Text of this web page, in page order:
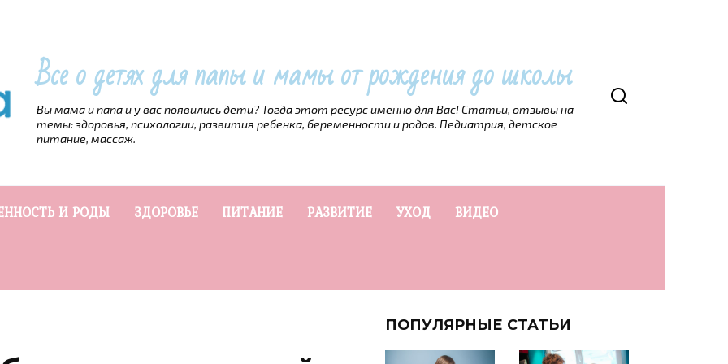
Все о детях для папы и мамы от рождения до школы
Вы мама и папа и у вас появились дети? Тогда этот ресурс именно для Вас! Статьи, отзывы на
темы: здоровья, психологии, развития ребенка, беременности и родов. Педиатрия, детское
питание, массаж.
И РОДЫ ЗДОРОВЬЕ ПИТАНИЕ РАЗВИТИЕ УХОД ВИДЕО
ПОПУЛЯРНЫЕ СТАТЬИ